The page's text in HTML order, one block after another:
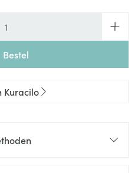
Bestel
Kuracilo